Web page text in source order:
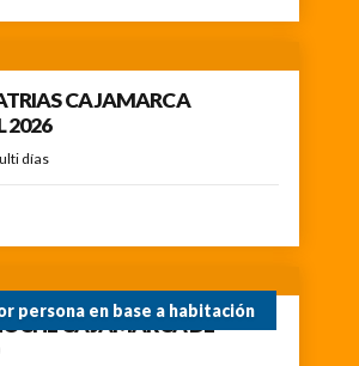
2026
días
persona en base a habitación
CAJAMARCA DE